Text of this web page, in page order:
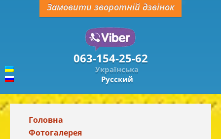
Замовити зворотній дзвінок
063-154-25-62
Українська
Русский
Головна
Фотогалерея